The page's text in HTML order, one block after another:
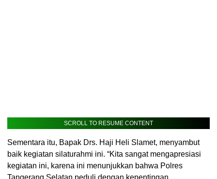
SCROLL TO RESUME CONTENT
Sementara itu, Bapak Drs. Haji Heli Slamet, menyambut
baik kegiatan silaturahmi ini. “Kita sangat mengapresiasi
kegiatan ini, karena ini menunjukkan bahwa Polres
Tangerang Selatan peduli dengan kepentingan